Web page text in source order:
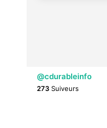
@cdurableinfo
273 Suiveurs